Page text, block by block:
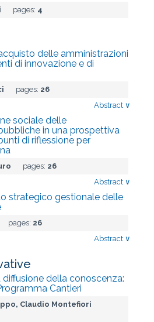
pages: 4
delle amministrazioni
di innovazione e di
pages: 26
Abstract ∨
sociale delle
in una prospettiva
di riflessione per
pages: 26
Abstract ∨
strategico gestionale delle
pages: 26
Abstract ∨
diffusione della conoscenza:
Cantieri
Claudio Montefiori